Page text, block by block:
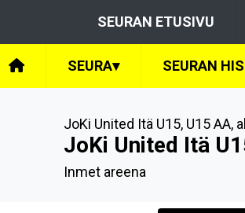
SEURAN ETUSIVU
SEURA▾ SEURAN
JoKi United Itä U15, U15 AA,
JoKi United Itä
Inmet areena